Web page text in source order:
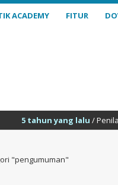
ACADEMY FITUR
yang lalu/ Penilaian Akhir
"pengumuman"